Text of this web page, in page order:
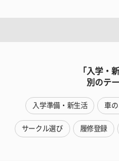
「入学・
別のテ
入学準備・新生活 車
サークル選び 履修登録